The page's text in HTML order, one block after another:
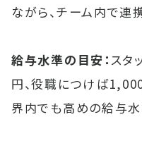
ながら、チーム内で連
給与水準の目安： スタ
円、役職につけば
界内でも高めの給与水